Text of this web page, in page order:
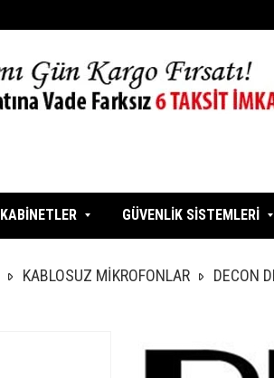
KABİNETLER GÜVENLİK SİSTEMLERİ
KABLOSUZ MİKROFONLAR
DECON